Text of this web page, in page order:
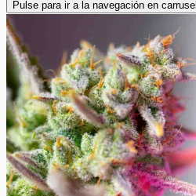
Pulse para ir a la navegación en carrusel